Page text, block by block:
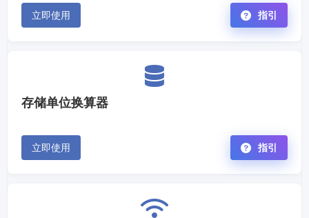
立即使用 指引
存储单位换算器
立即使用 指引